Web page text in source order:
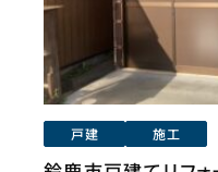
戸建 施工